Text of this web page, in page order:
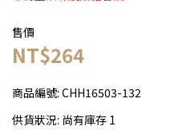
售價
NT$264
商品編號: CHH16503-132
供貨狀況: 尚有庫存 1